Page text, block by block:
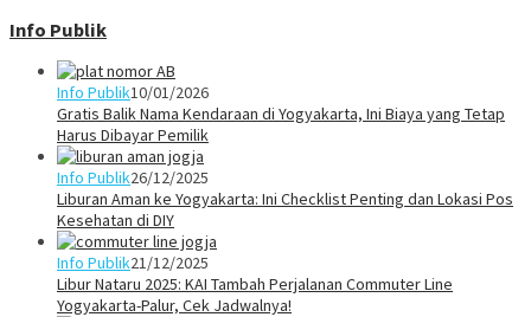
Info Publik
Info Publik10/01/2026
Gratis Balik Nama Kendaraan di Yogyakarta, Ini Biaya yang Tetap
Harus Dibayar Pemilik
Info Publik26/12/2025
Liburan Aman ke Yogyakarta: Ini Checklist Penting dan Lokasi Pos
Kesehatan di DIY
Info Publik21/12/2025
Libur Nataru 2025: KAI Tambah Perjalanan Commuter Line
Yogyakarta-Palur, Cek Jadwalnya!